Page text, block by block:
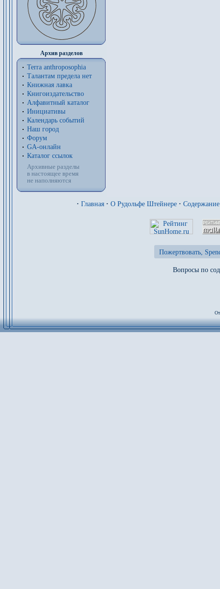
Архив разделов
Terra anthroposophia
Талантам предела нет
Книжная лавка
Книгоиздательство
Алфавитный каталог
Инициативы
Календарь событий
Наш город
Форум
GA-онлайн
Каталог ссылок
Архивные разделы
в настоящее время
не наполняются
· Главная · О Рудольфе Штейнере ·
Пожертвовать,
Вопросы по